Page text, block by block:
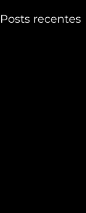
Posts recentes